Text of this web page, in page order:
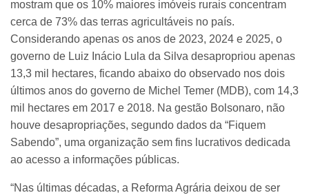
mostram que os 10% maiores imóveis rurais concentram
cerca de 73% das terras agricultáveis no país.
Considerando apenas os anos de 2023, 2024 e 2025, o
governo de Luiz Inácio Lula da Silva desapropriou apenas
13,3 mil hectares, ficando abaixo do observado nos dois
últimos anos do governo de Michel Temer (MDB), com 14,3
mil hectares em 2017 e 2018. Na gestão Bolsonaro, não
houve desapropriações, segundo dados da “Fiquem
Sabendo”, uma organização sem fins lucrativos dedicada
ao acesso a informações públicas.
“Nas últimas décadas, a Reforma Agrária deixou de ser